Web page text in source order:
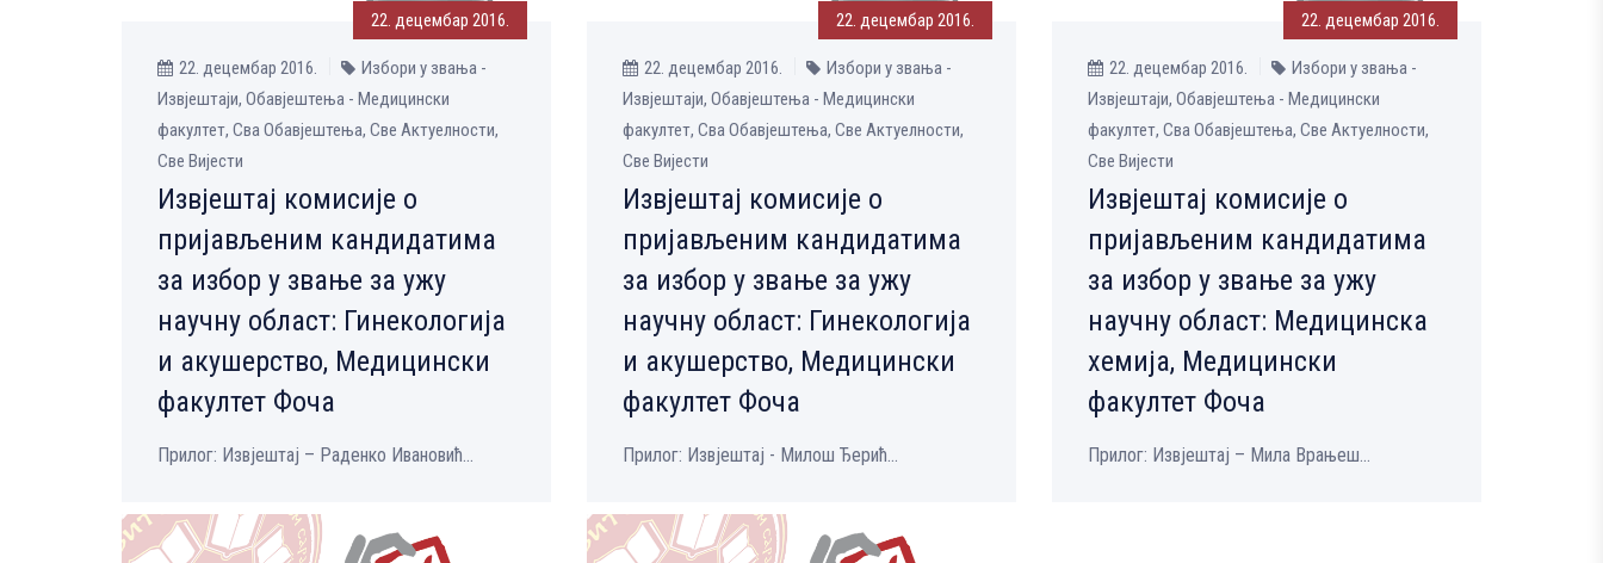
22. децембар 2016.
22. децембар 2016.
Избори у звања -
Извјештаји, Обавјештења - Медицински
факултет, Сва Обавјештења, Све Aктуелности,
Све Вијести
Извјештај комисије о
пријављеним кандидатима
за избор у звање за ужу
научну област: Гинекологија
и акушерство, Медицински
факултет Фоча
Прилог: Извјештај – Раденко Ивановић...
22. децембар 2016.
22. децембар 2016.
Избори у звања -
Извјештаји, Обавјештења - Медицински
факултет, Сва Обавјештења, Све Aктуелности,
Све Вијести
Извјештај комисије о
пријављеним кандидатима
за избор у звање за ужу
научну област: Гинекологија
и акушерство, Медицински
факултет Фоча
Прилог: Извјештај - Милош Ђерић...
22. децембар 2016.
22. децембар 2016.
Избори у звања -
Извјештаји, Обавјештења - Медицински
факултет, Сва Обавјештења, Све Aктуелности,
Све Вијести
Извјештај комисије о
пријављеним кандидатима
за избор у звање за ужу
научну област: Медицинска
хемија, Медицински
факултет Фоча
Прилог: Извјештај – Мила Врањеш...